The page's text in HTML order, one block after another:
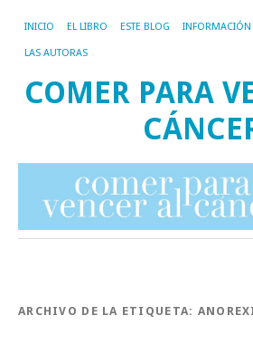
INICIO EL LIBRO ESTE BLOG
LAS AUTORAS
COMER PARA
ARCHIVO DE LA ETIQUETA: